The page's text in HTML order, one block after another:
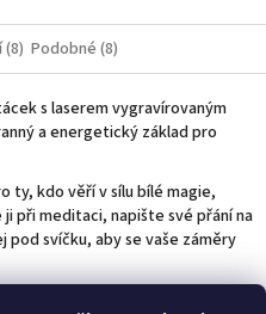
Podobné (8)
s laserem vygravírovaným
a energetický základ pro
ty, kdo věří v sílu bílé magie,
při meditaci, napište své přání na
svíčku, aby se vaše záměry